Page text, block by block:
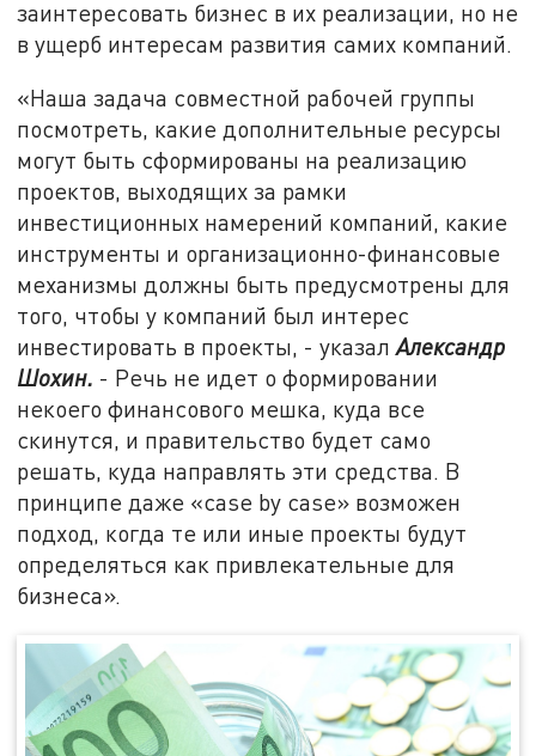
заинтересовать бизнес в их реализации, но не
в ущерб интересам развития самих компаний.
«Наша задача совместной рабочей группы
посмотреть, какие дополнительные ресурсы
могут быть сформированы на реализацию
проектов, выходящих за рамки
инвестиционных намерений компаний, какие
инструменты и организационно-финансовые
механизмы должны быть предусмотрены для
того, чтобы у компаний был интерес
инвестировать в проекты, - указалАлександр
Шохин. - Речь не идет о формировании
некоего финансового мешка, куда все
скинутся, и правительство будет само
решать, куда направлять эти средства. В
принципе даже «case by case» возможен
подход, когда те или иные проекты будут
определяться как привлекательные для
бизнеса».